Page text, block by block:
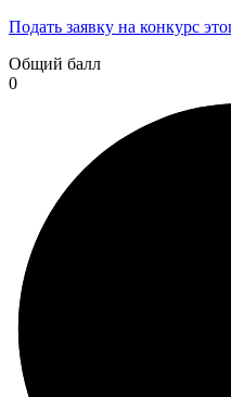
Подать заявку на конкурс
Общий балл
0